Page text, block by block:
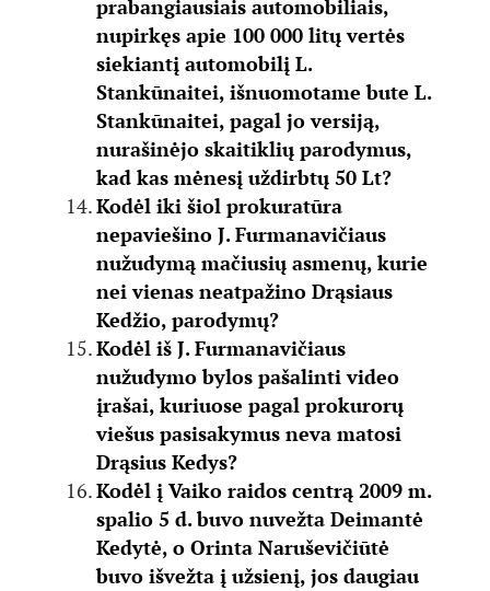
prabangiausiais automobiliais,
nupirkęs apie 100 000 litų vertės
siekiantį automobilį L.
Stankūnaitei, išnuomotame bute L.
Stankūnaitei, pagal jo versiją,
nurašinėjo skaitiklių parodymus,
kad kas mėnesį uždirbtų 50 Lt?
Kodėl iki šiol prokuratūra
nepaviešino J. Furmanavičiaus
nužudymą mačiusių asmenų, kurie
nei vienas neatpažino Drąsiaus
Kedžio, parodymų?
Kodėl iš J. Furmanavičiaus
nužudymo bylos pašalinti video
įrašai, kuriuose pagal prokurorų
viešus pasisakymus neva matosi
Drąsius Kedys?
Kodėl į Vaiko raidos centrą 2009 m.
spalio 5 d. buvo nuvežta Deimantė
Kedytė, o Orinta Naruševičiūtė
buvo išvežta į užsienį, jos daugiau